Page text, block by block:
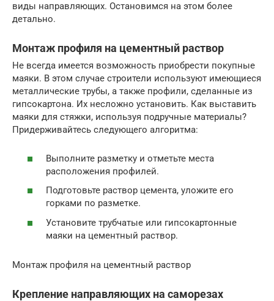
виды направляющих. Остановимся на этом более
детально.
Монтаж профиля на цементный раствор
Не всегда имеется возможность приобрести покупные
маяки. В этом случае строители используют имеющиеся
металлические трубы, а также профили, сделанные из
гипсокартона. Их несложно установить. Как выставить
маяки для стяжки, используя подручные материалы?
Придерживайтесь следующего алгоритма:
Выполните разметку и отметьте места
расположения профилей.
Подготовьте раствор цемента, уложите его
горками по разметке.
Установите трубчатые или гипсокартонные
маяки на цементный раствор.
Монтаж профиля на цементный раствор
Крепление направляющих на саморезах